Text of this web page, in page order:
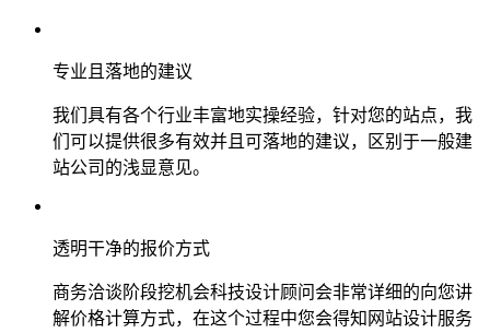
专业且落地的建议
我们具有各个行业丰富地实操经验，针对您的站点，我
们可以提供很多有效并且可落地的建议，区别于一般建
站公司的浅显意见。
透明干净的报价方式
商务洽谈阶段挖机会科技设计顾问会非常详细的向您讲
解价格计算方式，在这个过程中您会得知网站设计服务